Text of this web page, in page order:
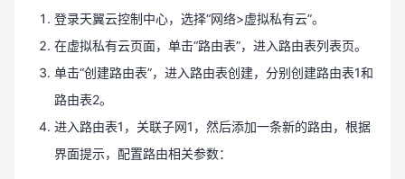
登录天翼云控制中心，选择“网络>虚拟私有云”。
在虚拟私有云页面，单击“路由表”，进入路由表列表页。
单击“创建路由表”，进入路由表创建，分别创建路由表1和
路由表2。
进入路由表1，关联子网1，然后添加一条新的路由，根据
界面提示，配置路由相关参数：